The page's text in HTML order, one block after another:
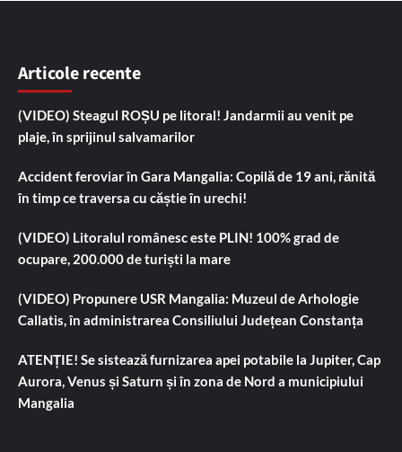
Articole recente
(VIDEO) Steagul ROȘU pe litoral! Jandarmii au venit pe
plaje, în sprijinul salvamarilor
Accident feroviar în Gara Mangalia: Copilă de 19 ani, rănită
în timp ce traversa cu căștie în urechi!
(VIDEO) Litoralul românesc este PLIN! 100% grad de
ocupare, 200.000 de turiști la mare
(VIDEO) Propunere USR Mangalia: Muzeul de Arhologie
Callatis, în administrarea Consiliului Județean Constanța
ATENȚIE! Se sistează furnizarea apei potabile la Jupiter, Cap
Aurora, Venus și Saturn și în zona de Nord a municipiului
Mangalia